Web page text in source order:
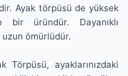
Ayak törpüsü de yüksek
bir üründür. Dayanıklı
ömürlüdür.
Törpüsü, ayaklarınızdaki